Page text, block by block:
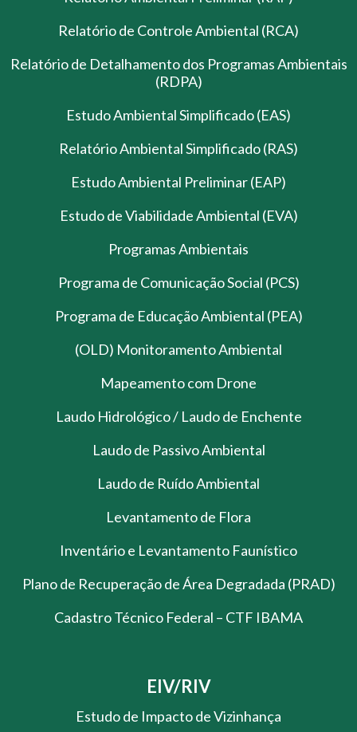
Relatório de Controle Ambiental (RCA)
Relatório de Detalhamento dos Programas Ambientais
(RDPA)
Estudo Ambiental Simplificado (EAS)
Relatório Ambiental Simplificado (RAS)
Estudo Ambiental Preliminar (EAP)
Estudo de Viabilidade Ambiental (EVA)
Programas Ambientais
Programa de Comunicação Social (PCS)
Programa de Educação Ambiental (PEA)
(OLD) Monitoramento Ambiental
Mapeamento com Drone
Laudo Hidrológico / Laudo de Enchente
Laudo de Passivo Ambiental
Laudo de Ruído Ambiental
Levantamento de Flora
Inventário e Levantamento Faunístico
Plano de Recuperação de Área Degradada (PRAD)
Cadastro Técnico Federal – CTF IBAMA
EIV/RIV
Estudo de Impacto de Vizinhança